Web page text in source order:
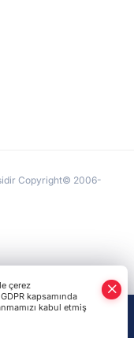
Copyright© 2006-
çerez
kapsamında
kabul etmiş